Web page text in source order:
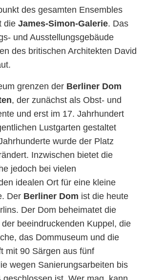
des gesamten Ensembles
die James-Simon-Galerie. Das
und Ausstellungsgebäude
des britischen Architekten David
grenzen der Berliner Dom
, der zunächst als Obst- und
und erst im 17. Jahrhundert
Lustgarten gestaltet
wurde der Platz
Inzwischen bietet die
jedoch bei vielen
idealen Ort für eine kleine
Der Berliner Dom ist die heute
Der Dom beheimatet die
beeindruckenden Kuppel, die
das Dommuseum und die
mit 90 Särgen aus fünf
wegen Sanierungsarbeiten bis